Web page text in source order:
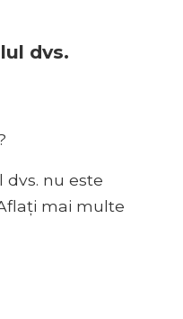
dvs.
nu este
mai multe